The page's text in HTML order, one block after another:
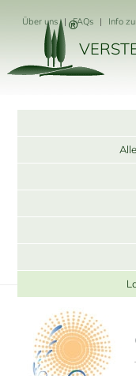
Über uns FAQs Info